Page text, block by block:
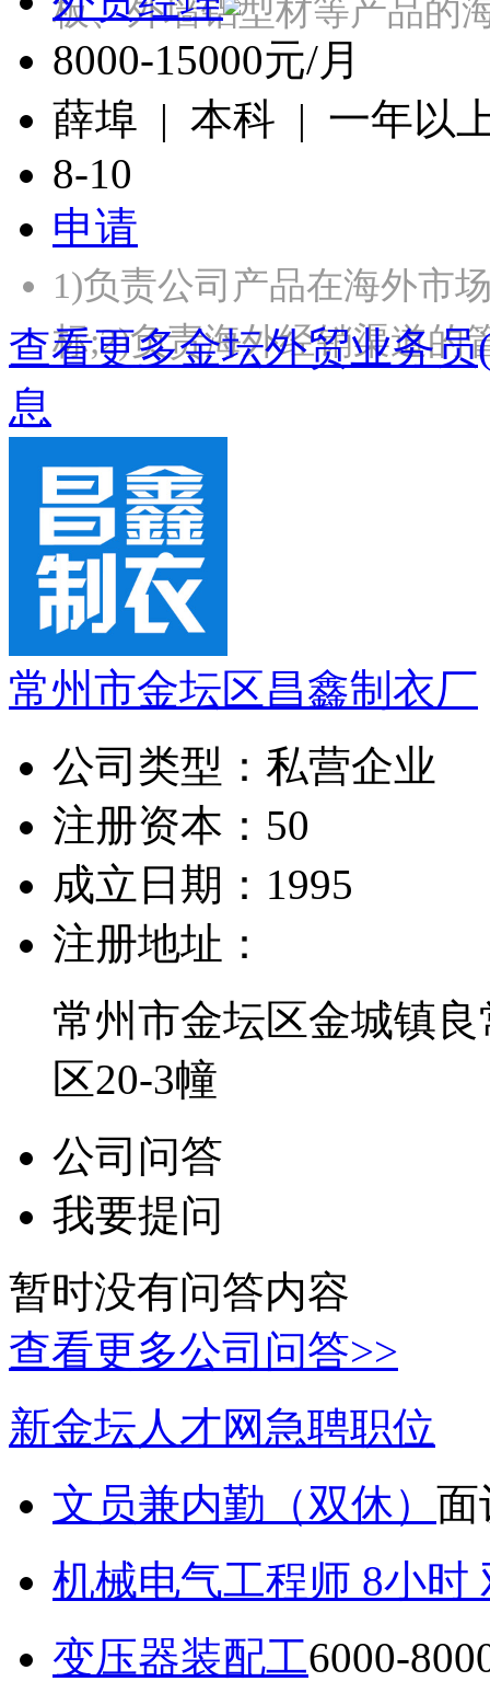
板、外墙铝型材等产品
8000-15000元/月
薛埠 | 本科 | 一年以
8-10
申请
1)负责公司产品在海外市
标;2)负责海外经销渠道
查看更多金坛外贸业务
息
常州市金坛区昌鑫制衣厂
公司类型： 私营企业
注册资本： 50
成立日期： 1995
注册地址：
常州市金坛区金城镇
区20-3幢
公司问答
我要提问
暂时没有问答内容
查看更多公司问答>>
新金坛人才网急聘职位
文员兼内勤（双休） 面
机械电气工程师 8小时
变压器装配工6000-